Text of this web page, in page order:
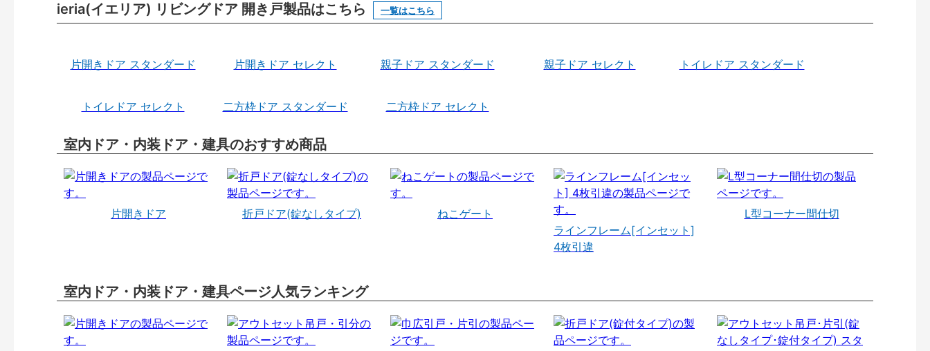
ieria(イエリア) リビングドア 開き戸製品はこちら 一覧はこちら
片開きドア スタンダード 片開きドア セレクト 親子ドア スタンダード 親子ドア セレクト トイレドア スタンダード
トイレドア セレクト 二方枠ドア スタンダード 二方枠ドア セレクト
室内ドア・内装ドア・建具のおすすめ商品
片開きドア 折戸ドア(錠なしタイプ)
ねこゲート
ラインフレーム[インセット]
4枚引違
L型コーナー間仕切
室内ドア・内装ドア・建具ページ人気ランキング